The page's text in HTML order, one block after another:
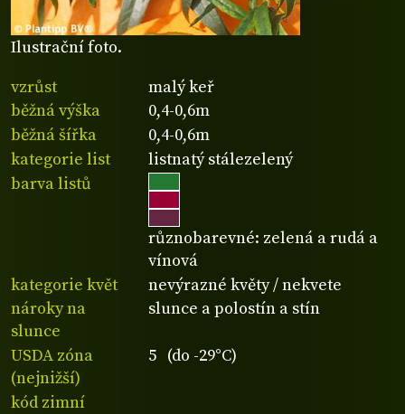
Ilustrační foto.
vzrůst
malý keř
běžná výška
0,4-0,6m
běžná šířka
0,4-0,6m
kategorie list
listnatý stálezelený
barva listů
různobarevné: zelená a rudá a
vínová
kategorie květ
nevýrazné květy / nekvete
nároky na
slunce
slunce a polostín a stín
USDA zóna
(nejnižší)
5 (do -29°C)
kód zimní